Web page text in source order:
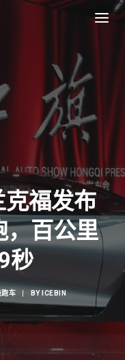
福发布
，百公里
秒
跑车 BY ICEBIN